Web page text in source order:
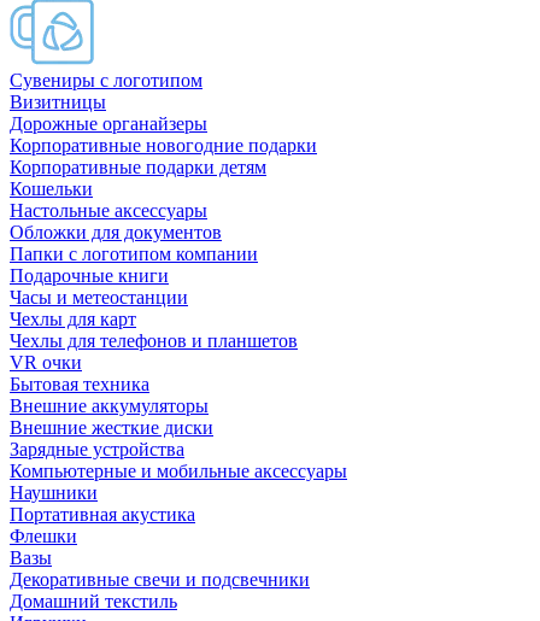
Сувениры с логотипом
Визитницы
Дорожные органайзеры
Корпоративные новогодние подарки
Корпоративные подарки детям
Кошельки
Настольные аксессуары
Обложки для документов
Папки с логотипом компании
Подарочные книги
Часы и метеостанции
Чехлы для карт
Чехлы для телефонов и планшетов
VR очки
Бытовая техника
Внешние аккумуляторы
Внешние жесткие диски
Зарядные устройства
Компьютерные и мобильные аксессуары
Наушники
Портативная акустика
Флешки
Вазы
Декоративные свечи и подсвечники
Домашний текстиль